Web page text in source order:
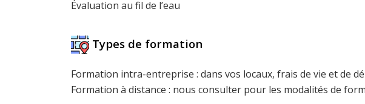
Évaluation au fil de l’eau
Types de formation
Formation intra-entreprise : dans vos locaux, frais de vie et de
Formation à distance : nous consulter pour les modalités de